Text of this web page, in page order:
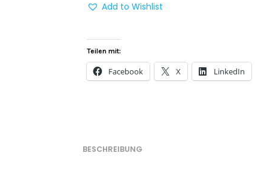
Add to Wishlist
Teilen mit:
Facebook X LinkedIn
BESCHREIBUNG